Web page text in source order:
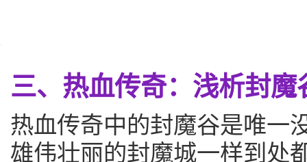
三、热血传奇：浅析封
热血传奇中的封魔谷是唯一
雄伟壮丽的封魔城一样到处